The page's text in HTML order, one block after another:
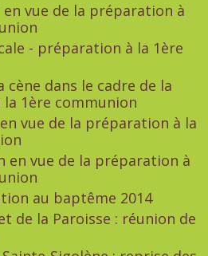
en vue de la préparation à
- préparation à la 1ère
cène dans le cadre de la
1ère communion
vue de la préparation à la
en vue de la préparation à
au baptême 2014
de la Paroisse : réunion de